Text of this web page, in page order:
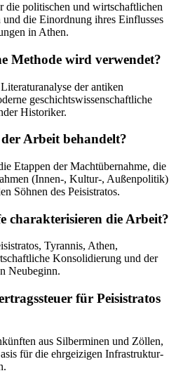
die politischen und wirtschaftlichen
die Einordnung ihres Einflusses
in Athen.
Methode wird verwendet?
der antiken
geschichtswissenschaftliche
Historiker.
Arbeit behandelt?
Etappen der Machtübernahme, die
(Innen-, Kultur-, Außenpolitik)
Söhnen des Peisistratos.
charakterisieren die Arbeit?
Tyrannis, Athen,
Konsolidierung und der
Neubeginn.
für Peisistratos
aus Silberminen und Zöllen,
für die ehrgeizigen Infrastruktur-